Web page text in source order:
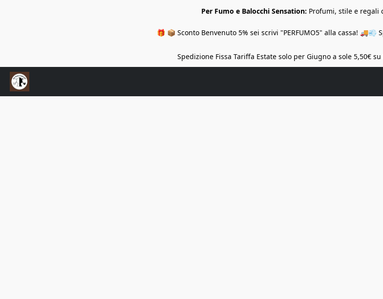
Per Fumo e Balocchi Sensation: Profumi, stile e regali
🎁 📦 Sconto Benvenuto 5% sei scrivi "PERFUMO5" alla cassa! 🚚💨
Spedizione Fissa Tariffa Estate solo per Giugno a sole 5,50€